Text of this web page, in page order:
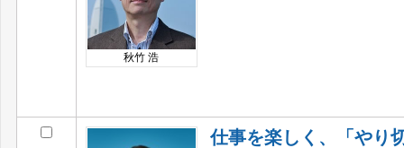
秋竹 浩
仕事を楽しく、「やり